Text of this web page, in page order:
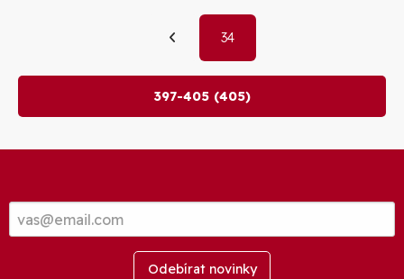
34
397-405 (405)
Odebírat novinky